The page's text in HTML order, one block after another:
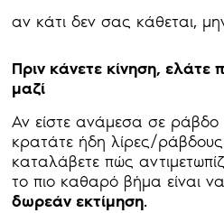
αν κάτι δεν σας κάθεται,
Πριν κάνετε κίνηση,
μαζί
Αν είστε ανάμεσα σε ράβδο
κρατάτε ήδη λίρες/ράβδους
καταλάβετε πώς
το πιο καθαρό βήμα είναι
δωρεάν εκτίμηση.